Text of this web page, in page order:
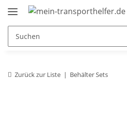
Zurück zur Liste Behälter Sets